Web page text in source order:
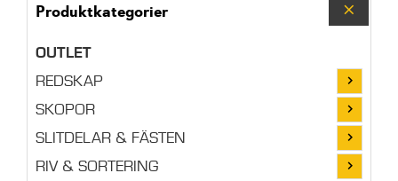
Produktkategorier
OUTLET
REDSKAP
SKOPOR
SLITDELAR & FÄSTEN
RIV & SORTERING